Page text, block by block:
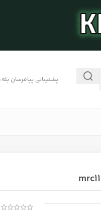
پشتیبانی پیامرسان بله: